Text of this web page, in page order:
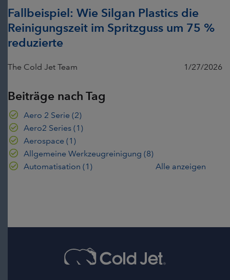
Fallbeispiel: Wie Silgan Plastics die
Reinigungszeit im Spritzguss um 75 %
reduzierte
The Cold Jet Team 1/27/2026
Beiträge nach Tag
Aero 2 Serie (2)
Aero2 Series (1)
Aerospace (1)
Allgemeine Werkzeugreinigung (8)
Automatisation (1) Alle anzeigen